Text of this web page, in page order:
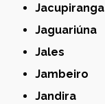
Jacupiranga
Jaguariúna
Jales
Jambeiro
Jandira